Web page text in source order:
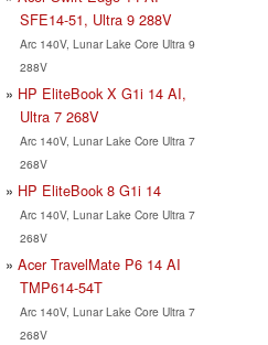
SFE14-51, Ultra 9 288V
Arc 140V, Lunar Lake Core Ultra 9
288V
HP EliteBook X G1i 14 AI,
Ultra 7 268V
Arc 140V, Lunar Lake Core Ultra 7
268V
HP EliteBook 8 G1i 14
Arc 140V, Lunar Lake Core Ultra 7
268V
Acer TravelMate P6 14 AI
TMP614-54T
Arc 140V, Lunar Lake Core Ultra 7
268V